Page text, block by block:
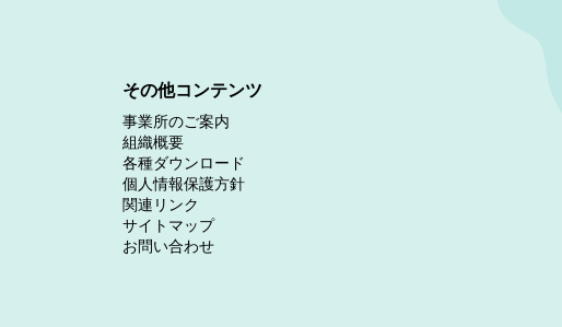
その他コンテンツ
事業所のご案内
組織概要
各種ダウンロード
個人情報保護方針
関連リンク
サイトマップ
お問い合わせ